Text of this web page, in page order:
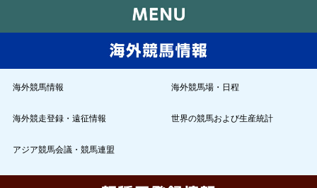
海外競馬情報 海外競馬場・日程
海外競走登録・遠征情報 世界の競馬および生産統計
アジア競馬会議・競馬連盟